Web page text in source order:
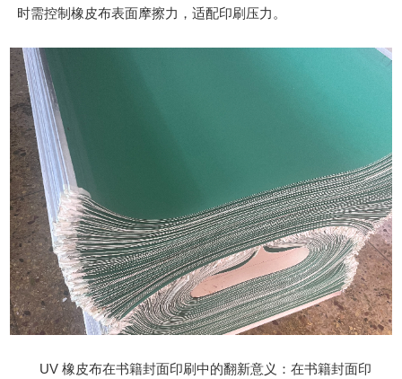
时需控制橡皮布表面摩擦力，适配印刷压力。
UV 橡皮布在书籍封面印刷中的翻新意义：在书籍封面印